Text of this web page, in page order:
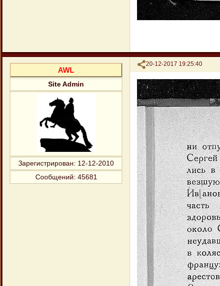
Поделиться
20-12-2017 19:25:40
AWL
Site Admin
Зарегистрирован: 12-12-2010
Сообщений: 45681